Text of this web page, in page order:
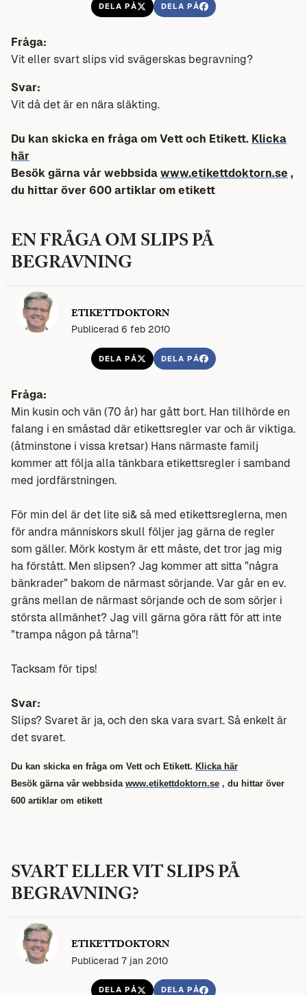
DELA PÅ DELA PÅ
Fråga:
Vit eller svart slips vid svägerskas begravning?
Svar:
Vit då det är en nära släkting.
Du kan skicka en fråga om Vett och Etikett. Klicka
här
Besök gärna vår webbsida www.etikettdoktorn.se ,
du hittar över 600 artiklar om etikett
EN FRÅGA OM SLIPS PÅ
BEGRAVNING
ETIKETTDOKTORN
Publicerad 6 feb 2010
DELA PÅ DELA PÅ
Fråga:
Min kusin och vän (70 år) har gått bort. Han tillhörde en
falang i en småstad där etikettsregler var och är viktiga.
(åtminstone i vissa kretsar) Hans närmaste familj
kommer att följa alla tänkbara etikettsregler i samband
med jordfärstningen.
För min del är det lite si& så med etikettsreglerna, men
för andra människors skull följer jag gärna de regler
som gäller. Mörk kostym är ett måste, det tror jag mig
ha förstått. Men slipsen? Jag kommer att sitta ”några
bänkrader” bakom de närmast sörjande. Var går en ev.
gräns mellan de närmast sörjande och de som sörjer i
största allmänhet? Jag vill gärna göra rätt för att inte
”trampa någon på tårna”!
Tacksam för tips!
Svar:
Slips? Svaret är ja, och den ska vara svart. Så enkelt är
det svaret.
Du kan skicka en fråga om Vett och Etikett. Klicka här
Besök gärna vår webbsida www.etikettdoktorn.se , du hittar över
600 artiklar om etikett
SVART ELLER VIT SLIPS PÅ
BEGRAVNING?
ETIKETTDOKTORN
Publicerad 7 jan 2010
DELA PÅ DELA PÅ